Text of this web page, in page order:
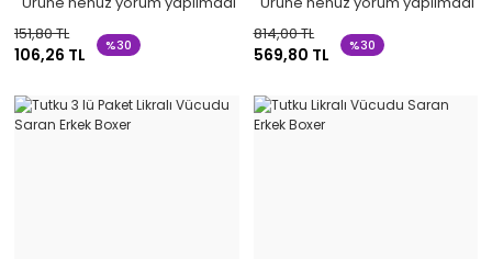
151,80 TL
106,26 TL %30
814,00 TL
569,80 TL %30